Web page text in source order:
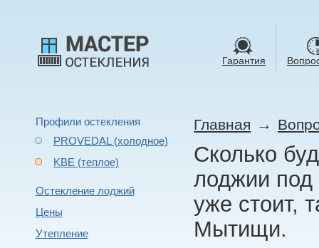
Гарантия
Профили остекления
PROVEDAL (холодное)
KBE (теплое)
Остекление лоджий
Цены
Утепление
Главная →
Сколько
лоджии под
уже стоит,
Мытищи.